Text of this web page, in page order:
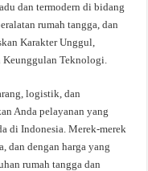
dan termodern di bidang
rumah tangga, dan
Karakter Unggul,
Keunggulan Teknologi.
logistik, dan
Anda pelayanan yang
di Indonesia. Merek-merek
dan dengan harga yang
rumah tangga dan